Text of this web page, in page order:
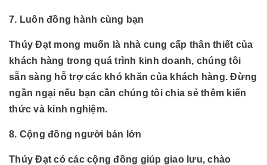
7. Luôn đồng hành cùng bạn
Thúy Đạt mong muốn là nhà cung cấp thân thiết của
khách hàng trong quá trình kinh doanh, chúng tôi
sẵn sàng hỗ trợ các khó khăn của khách hàng. Đừng
ngần ngại nếu bạn cần chúng tôi chia sẻ thêm kiến
thức và kinh nghiệm.
8. Cộng đồng người bán lớn
Thúy Đạt có các cộng đồng giúp giao lưu, chào